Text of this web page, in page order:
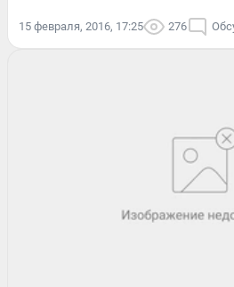
15 февраля, 2016, 17:25 276